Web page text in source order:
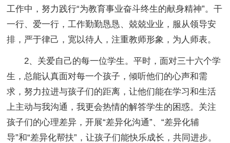
工作中，努力践行“为教育事业奋斗终生的献身精神”。干
一行、爱一行，工作勤勤恳恳、兢兢业业，服从领导安
排，严于律己，宽以待人，注重教师形象，为人师表。
2、关爱自己的每一位学生。平时，面对三十六个学
生，总能认真面对每一个孩子，倾听他们的心声和需
求，努力拉进与孩子们的距离，让他们能在学习和生活
上主动与我沟通，我更会热情的解答学生的困惑。关注
孩子们的心理差异，开展“差异化沟通”、“差异化辅
导”和“差异化帮扶”，让孩子们能快乐成长，共同进步。